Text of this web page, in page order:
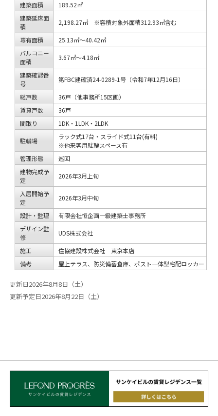
建築面積
189.52㎡
建築延床面
積
2,198.27㎡ ※容積対象外面積312.93㎡含む
専有面積
25.13㎡～40.42㎡
バルコニー
面積
3.67㎡～4.18㎡
建築確認番
号
第FBC建確済24-0289-1号（令和7年12月16日）
総戸数
36戸（他事務所15区画）
賃貸戸数
36戸
間取り
1DK・1LDK・2LDK
駐輪場
ラック式17台・スライド式11台(有料)
※他来客用駐輪スペース有
管理形態
巡回
建物完成予
定
2026年3月上旬
入居開始予
定
2026年3月中旬
設計・監理
有限会社恒企画一級建築士事務所
デザイン監
修
UDS株式会社
施工
住協建設株式会社 東京本店
備考
屋上テラス、防災備蓄倉庫、ポスト一体型宅配ロッカー
更新日2026年8月8日（土）
更新予定日2026年8月22日（土）